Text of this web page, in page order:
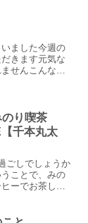
、喫茶葦島と
ました今週の
きます元気な
せんこんな感
のり喫茶
千本丸太
ごしでしょうか
ことで、みの
ーでお茶して
ので皆さんも